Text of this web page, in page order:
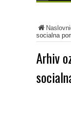
socialna
Arhiv